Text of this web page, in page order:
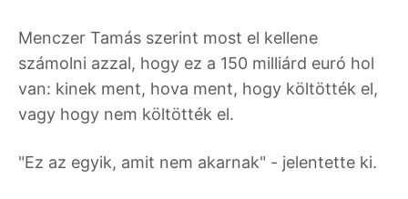
Menczer Tamás szerint most el kellene
számolni azzal, hogy ez a 150 milliárd euró hol
van: kinek ment, hova ment, hogy költötték el,
vagy hogy nem költötték el.
"Ez az egyik, amit nem akarnak" - jelentette ki.